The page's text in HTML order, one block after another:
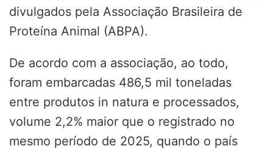
divulgados pela Associação Brasileira de
Proteína Animal (ABPA).
De acordo com a associação, ao todo,
foram embarcadas 486,5 mil toneladas
entre produtos in natura e processados,
volume 2,2% maior que o registrado no
mesmo período de 2025, quando o país